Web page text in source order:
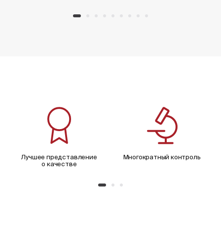
Лучшее представление
о качестве
Многократный контроль